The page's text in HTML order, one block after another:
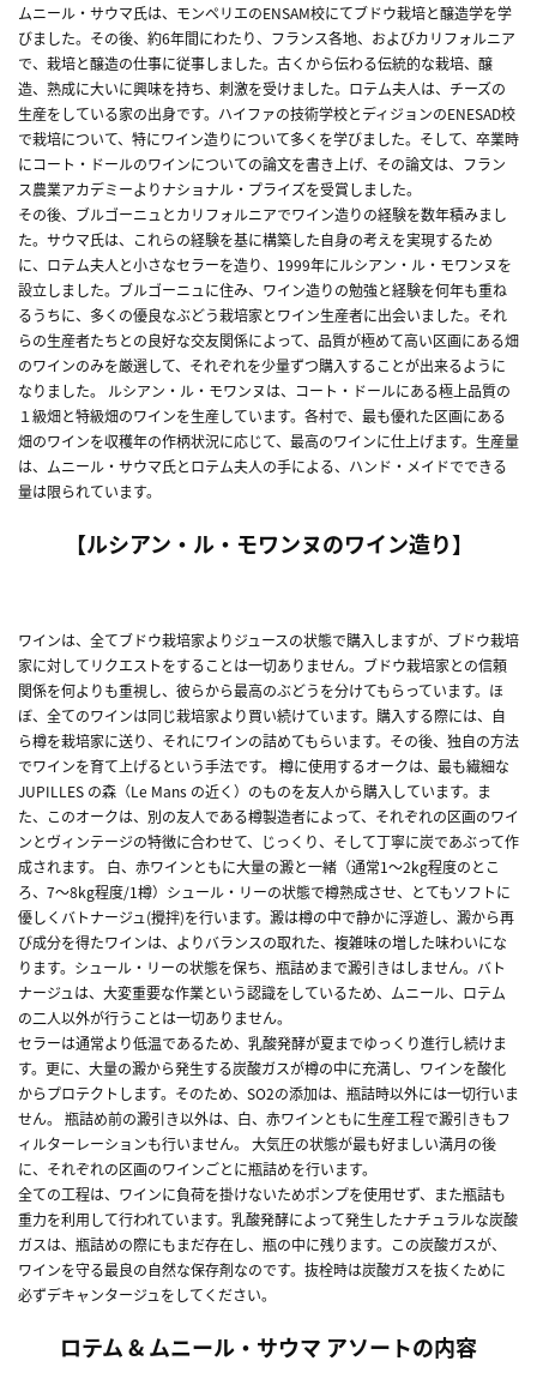
ムニール・サウマ氏は、モンペリエのENSAM校にてブドウ栽培と醸造学を学
びました。その後、約6年間にわたり、フランス各地、およびカリフォルニア
で、栽培と醸造の仕事に従事しました。古くから伝わる伝統的な栽培、醸
造、熟成に大いに興味を持ち、刺激を受けました。ロテム夫人は、チーズの
生産をしている家の出身です。ハイファの技術学校とディジョンのENESAD校
で栽培について、特にワイン造りについて多くを学びました。そして、卒業時
にコート・ドールのワインについての論文を書き上げ、その論文は、フラン
ス農業アカデミーよりナショナル・プライズを受賞しました。
その後、ブルゴーニュとカリフォルニアでワイン造りの経験を数年積みまし
た。サウマ氏は、これらの経験を基に構築した自身の考えを実現するため
に、ロテム夫人と小さなセラーを造り、1999年にルシアン・ル・モワンヌを
設立しました。ブルゴーニュに住み、ワイン造りの勉強と経験を何年も重ね
るうちに、多くの優良なぶどう栽培家とワイン生産者に出会いました。それ
らの生産者たちとの良好な交友関係によって、品質が極めて高い区画にある畑
のワインのみを厳選して、それぞれを少量ずつ購入することが出来るように
なりました。 ルシアン・ル・モワンヌは、コート・ドールにある極上品質の
１級畑と特級畑のワインを生産しています。各村で、最も優れた区画にある
畑のワインを収穫年の作柄状況に応じて、最高のワインに仕上げます。生産量
は、ムニール・サウマ氏とロテム夫人の手による、ハンド・メイドでできる
量は限られています。
【ルシアン・ル・モワンヌのワイン造り】
ワインは、全てブドウ栽培家よりジュースの状態で購入しますが、ブドウ栽培
家に対してリクエストをすることは一切ありません。ブドウ栽培家との信頼
関係を何よりも重視し、彼らから最高のぶどうを分けてもらっています。ほ
ぼ、全てのワインは同じ栽培家より買い続けています。購入する際には、自
ら樽を栽培家に送り、それにワインの詰めてもらいます。その後、独自の方法
でワインを育て上げるという手法です。 樽に使用するオークは、最も繊細な
JUPILLES の森（Le Mans の近く）のものを友人から購入しています。ま
た、このオークは、別の友人である樽製造者によって、それぞれの区画のワイ
ンとヴィンテージの特徴に合わせて、じっくり、そして丁寧に炭であぶって作
成されます。 白、赤ワインともに大量の澱と一緒（通常1～2kg程度のとこ
ろ、7～8kg程度/1樽）シュール・リーの状態で樽熟成させ、とてもソフトに
優しくバトナージュ(攪拌)を行います。澱は樽の中で静かに浮遊し、澱から再
び成分を得たワインは、よりバランスの取れた、複雑味の増した味わいにな
ります。シュール・リーの状態を保ち、瓶詰めまで澱引きはしません。バト
ナージュは、大変重要な作業という認識をしているため、ムニール、ロテム
の二人以外が行うことは一切ありません。
セラーは通常より低温であるため、乳酸発酵が夏までゆっくり進行し続けま
す。更に、大量の澱から発生する炭酸ガスが樽の中に充満し、ワインを酸化
からプロテクトします。そのため、SO2の添加は、瓶詰時以外には一切行いま
せん。 瓶詰め前の澱引き以外は、白、赤ワインともに生産工程で澱引きもフ
ィルターレーションも行いません。 大気圧の状態が最も好ましい満月の後
に、それぞれの区画のワインごとに瓶詰めを行います。
全ての工程は、ワインに負荷を掛けないためポンプを使用せず、また瓶詰も
重力を利用して行われています。乳酸発酵によって発生したナチュラルな炭酸
ガスは、瓶詰めの際にもまだ存在し、瓶の中に残ります。この炭酸ガスが、
ワインを守る最良の自然な保存剤なのです。抜栓時は炭酸ガスを抜くために
必ずデキャンタージュをしてください。
ロテム & ムニール・サウマ アソートの内容